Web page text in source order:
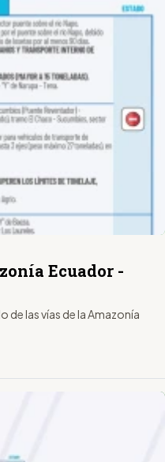
Ecuador -
las vías de la Amazonía